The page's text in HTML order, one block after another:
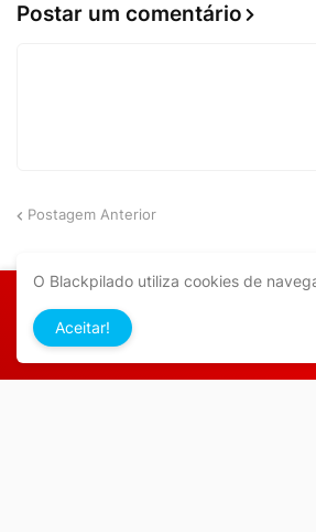
Postar um comentário
Postagem Anterior
O Blackpilado utiliza cookies de
Aceitar!